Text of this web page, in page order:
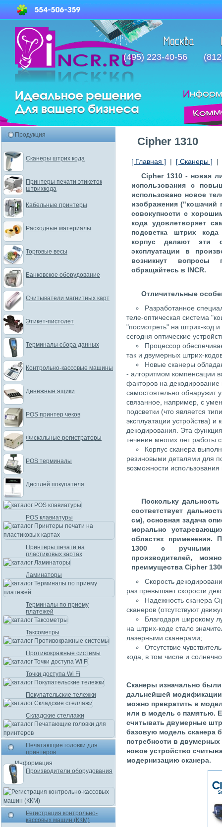
(495) 223-40-56
Cipher 1310
[ Главная ] | [ Сканеры ] |
Cipher 1310 - новая
использования с
использовано новое
изображения ("кошачий
совокупности с
кода удовлетворяет
подсветка штрих
корпус делают эти
эксплуатации в
возникнут вопросы
обращайтесь в INCR.
Отличительные
Разработанное
теле-оптическая система
"посмотреть" на штрих-код
сегодня оптические
Процессор
так и двумерных штрих-
Новые сканеры
- алгоритмом компенсации
факторов на декодирование
самостоятельно обнаружит
связанное, например, с
подсветки (что является
эксплуатации устройства) и
декодирования. Эта
течение многих лет работы
Корпус сканера
резиновыми деталями для
возможности
Поскольку
соответствует
см), основная задача
морально
областях применения.
1300 с ручными
производителей,
преимущества Cipher
Скорость
раз превышает скорости
Надежность сканера
сканеров (отсутствуют
Благодаря широкому
на штрих-коде стало
лазерными сканерами;
Отсутствие
кода, в том числе и
Сканеры изначально
дальнейшей
можно превратить в
или в модель с памятью.
считывать двумерные
базовую модель сканера
потребности в
новое устройство
модернизацию сканера.
Продукция
Сканеры штрих кода
Принтеры печати этикеток
штрихкода
Кабельные принтеры
Расходные материалы
Торговые весы
Банковское оборудование
Считыватели магнитных карт
Этикет-пистолет
Терминалы сбора данных
Контрольно-кассовые машины
Денежные ящики
POS принтер чеков
Фискальные регистраторы
POS терминалы
Дисплей покупателя
POS клавиатуры
Принтеры печати на
пластиковых картах
Ламинаторы
Терминалы по приему
платежей
Таксометры
Противокражные системы
Точки доступа Wi Fi
Покупательские тележки
Складские стеллажи
Печатающие головки для
принтеров
Информация
Производители оборудования
Регистрация контрольно-
кассовых машин (ККМ)